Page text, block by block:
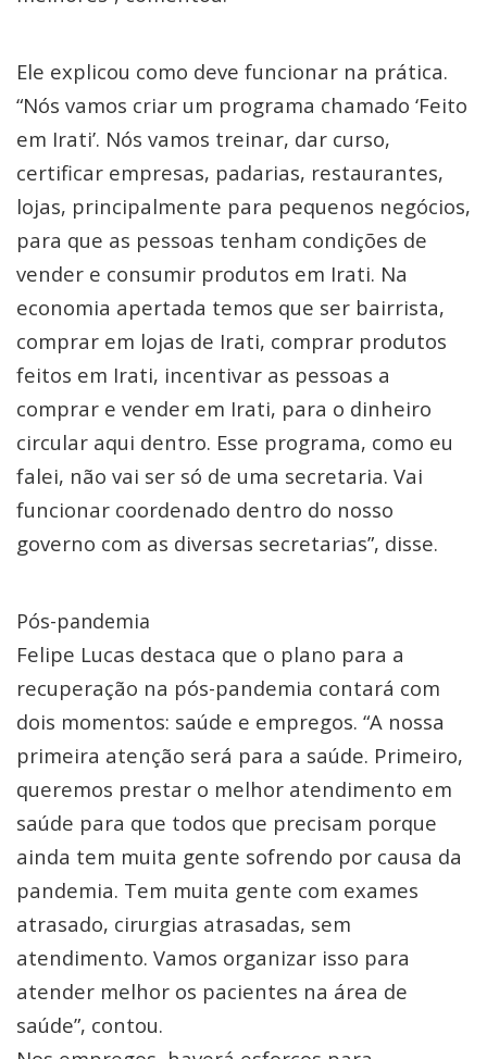
Ele explicou como deve funcionar na prática.
“Nós vamos criar um programa chamado ‘Feito
em Irati’. Nós vamos treinar, dar curso,
certificar empresas, padarias, restaurantes,
lojas, principalmente para pequenos negócios,
para que as pessoas tenham condições de
vender e consumir produtos em Irati. Na
economia apertada temos que ser bairrista,
comprar em lojas de Irati, comprar produtos
feitos em Irati, incentivar as pessoas a
comprar e vender em Irati, para o dinheiro
circular aqui dentro. Esse programa, como eu
falei, não vai ser só de uma secretaria. Vai
funcionar coordenado dentro do nosso
governo com as diversas secretarias”, disse.
Pós-pandemia
Felipe Lucas destaca que o plano para a
recuperação na pós-pandemia contará com
dois momentos: saúde e empregos. “A nossa
primeira atenção será para a saúde. Primeiro,
queremos prestar o melhor atendimento em
saúde para que todos que precisam porque
ainda tem muita gente sofrendo por causa da
pandemia. Tem muita gente com exames
atrasado, cirurgias atrasadas, sem
atendimento. Vamos organizar isso para
atender melhor os pacientes na área de
saúde”, contou.